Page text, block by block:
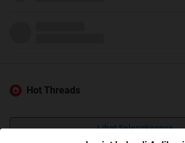
Hot Threads
Lihat Selengkapnya